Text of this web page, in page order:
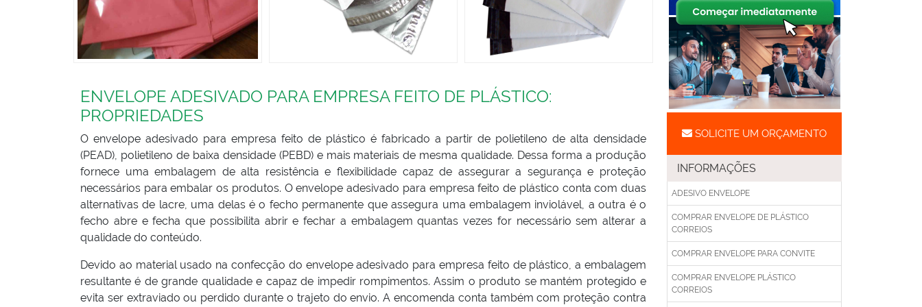
ENVELOPE ADESIVADO PARA EMPRESA FEITO DE PLÁSTICO:
PROPRIEDADES
O envelope adesivado para empresa feito de plástico é fabricado a partir de polietileno de alta densidade
(PEAD), polietileno de baixa densidade (PEBD) e mais materiais de mesma qualidade. Dessa forma a produção
fornece uma embalagem de alta resistência e flexibilidade capaz de assegurar a segurança e proteção
necessários para embalar os produtos. O envelope adesivado para empresa feito de plástico conta com duas
alternativas de lacre, uma delas é o fecho permanente que assegura uma embalagem inviolável, a outra é o
fecho abre e fecha que possibilita abrir e fechar a embalagem quantas vezes for necessário sem alterar a
qualidade do conteúdo.
Devido ao material usado na confecção do envelope adesivado para empresa feito de plástico, a embalagem
resultante é de grande qualidade e capaz de impedir rompimentos. Assim o produto se mantém protegido e
evita ser extraviado ou perdido durante o trajeto do envio. A encomenda conta também com proteção contra
SOLICITE UM ORÇAMENTO
INFORMAÇÕES
ADESIVO ENVELOPE
COMPRAR ENVELOPE DE PLÁSTICO
CORREIOS
COMPRAR ENVELOPE PARA CONVITE
COMPRAR ENVELOPE PLÁSTICO
CORREIOS